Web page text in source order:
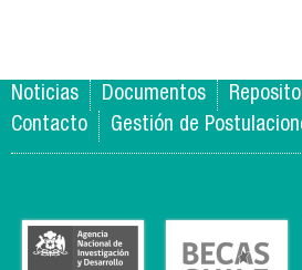
Noticias Documentos
Contacto
Gestión de